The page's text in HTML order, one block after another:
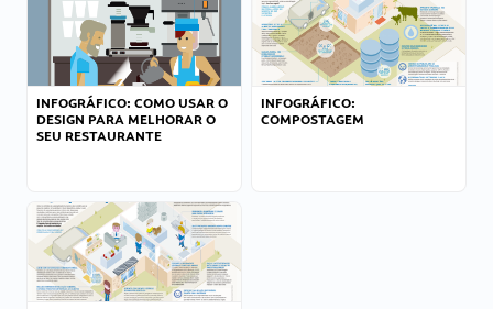
INFOGRÁFICO: COMO USAR O
DESIGN PARA MELHORAR O
SEU RESTAURANTE
INFOGRÁFICO:
COMPOSTAGEM